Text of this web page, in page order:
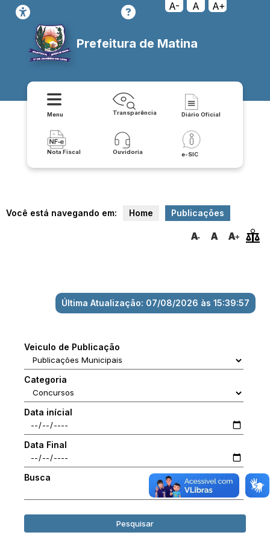
A- A A+
Prefeitura de Matina
Menu Transparência Diário Oficial
Nota Fiscal Ouvidoria e-SIC
Você está navegando em: Home Publicações
Última Atualização: 07/08/2026 às 15:39:57
Veiculo de Publicação
Categoria
Data inícial
Data Final
Busca
Pesquisar